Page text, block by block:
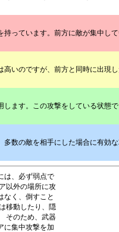
っています。前方に敵が集中し
いのですが、前方と同時に出現
します。この攻撃をしている状態で
数の敵を相手にした場合に有効
は、必ず弱点で
以外の場所に攻
なく、倒すこと
移動したり、隠
そのため、武器
に集中攻撃を加